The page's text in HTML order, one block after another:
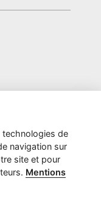
de
navigation sur
site et pour
Mentions